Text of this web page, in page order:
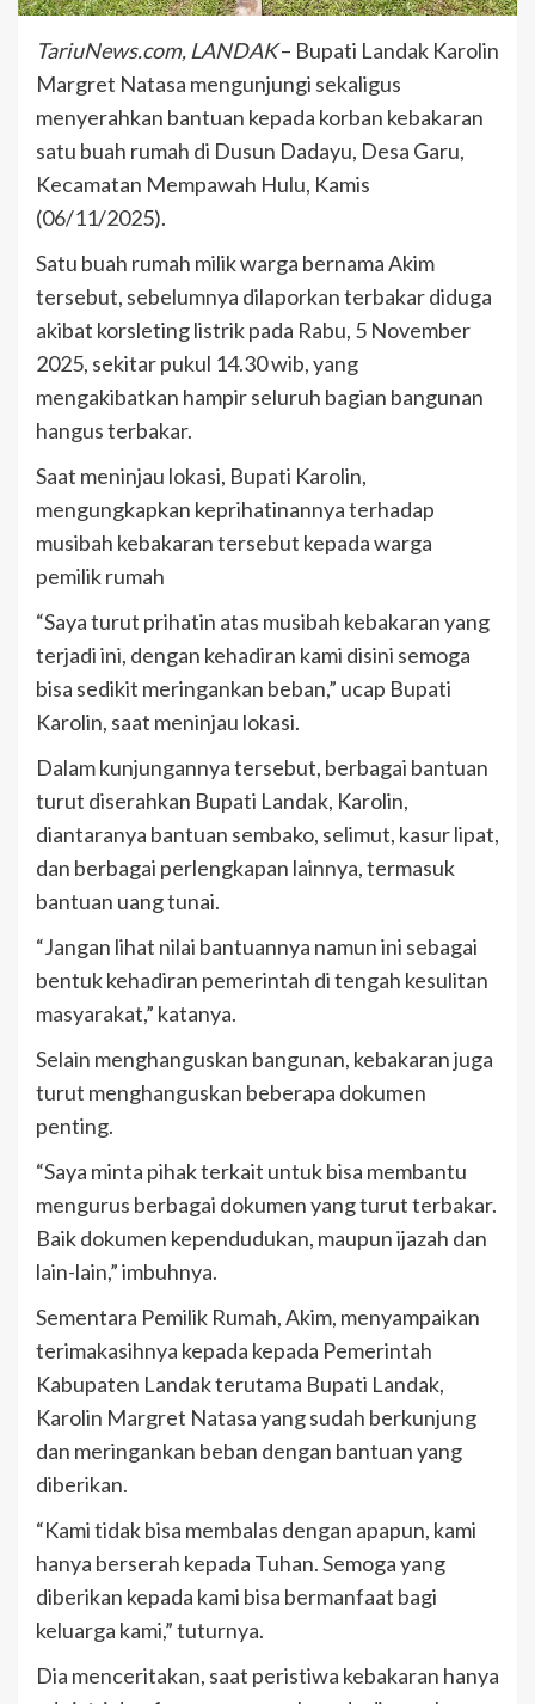
TariuNews.com, LANDAK– Bupati Landak Karolin
Margret Natasa mengunjungi sekaligus
menyerahkan bantuan kepada korban kebakaran
satu buah rumah di Dusun Dadayu, Desa Garu,
Kecamatan Mempawah Hulu, Kamis
(06/11/2025).
Satu buah rumah milik warga bernama Akim
tersebut, sebelumnya dilaporkan terbakar diduga
akibat korsleting listrik pada Rabu, 5 November
2025, sekitar pukul 14.30 wib, yang
mengakibatkan hampir seluruh bagian bangunan
hangus terbakar.
Saat meninjau lokasi, Bupati Karolin,
mengungkapkan keprihatinannya terhadap
musibah kebakaran tersebut kepada warga
pemilik rumah
“Saya turut prihatin atas musibah kebakaran yang
terjadi ini, dengan kehadiran kami disini semoga
bisa sedikit meringankan beban,” ucap Bupati
Karolin, saat meninjau lokasi.
Dalam kunjungannya tersebut, berbagai bantuan
turut diserahkan Bupati Landak, Karolin,
diantaranya bantuan sembako, selimut, kasur lipat,
dan berbagai perlengkapan lainnya, termasuk
bantuan uang tunai.
“Jangan lihat nilai bantuannya namun ini sebagai
bentuk kehadiran pemerintah di tengah kesulitan
masyarakat,” katanya.
Selain menghanguskan bangunan, kebakaran juga
turut menghanguskan beberapa dokumen
penting.
“Saya minta pihak terkait untuk bisa membantu
mengurus berbagai dokumen yang turut terbakar.
Baik dokumen kependudukan, maupun ijazah dan
lain-lain,” imbuhnya.
Sementara Pemilik Rumah, Akim, menyampaikan
terimakasihnya kepada kepada Pemerintah
Kabupaten Landak terutama Bupati Landak,
Karolin Margret Natasa yang sudah berkunjung
dan meringankan beban dengan bantuan yang
diberikan.
“Kami tidak bisa membalas dengan apapun, kami
hanya berserah kepada Tuhan. Semoga yang
diberikan kepada kami bisa bermanfaat bagi
keluarga kami,” tuturnya.
Dia menceritakan, saat peristiwa kebakaran hanya